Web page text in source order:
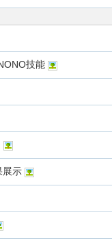
技能
展示